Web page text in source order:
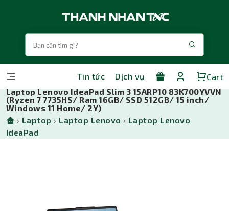
Tin tức Dịch vụ
Cart
Laptop Lenovo IdeaPad Slim 3 15ARP10 83K700YVVN
(Ryzen 7 7735HS/ Ram 16GB/ SSD 512GB/ 15 inch/
Windows 11 Home/ 2Y)
› Laptop › Laptop Lenovo › Laptop Lenovo
IdeaPad